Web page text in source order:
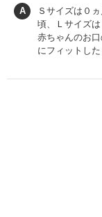
A
Ｓサイズは０
頃、Ｌサイズ
赤ちゃんのお
にフィットした